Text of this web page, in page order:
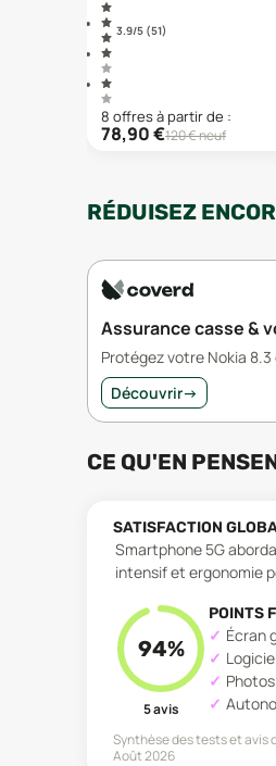
3.9/5 (51)
8 offresà partir de :
78,90€120€ neuf
RÉDUISEZ
Assurance casse &
Protégez votre Nokia
Découvrir→
CE QU'EN
SATISFACTION
Smartphone 5G
intensif et ergonomie
94%
5avis
POINTS
Écran
Synthèse des tests et avis
Août 2026